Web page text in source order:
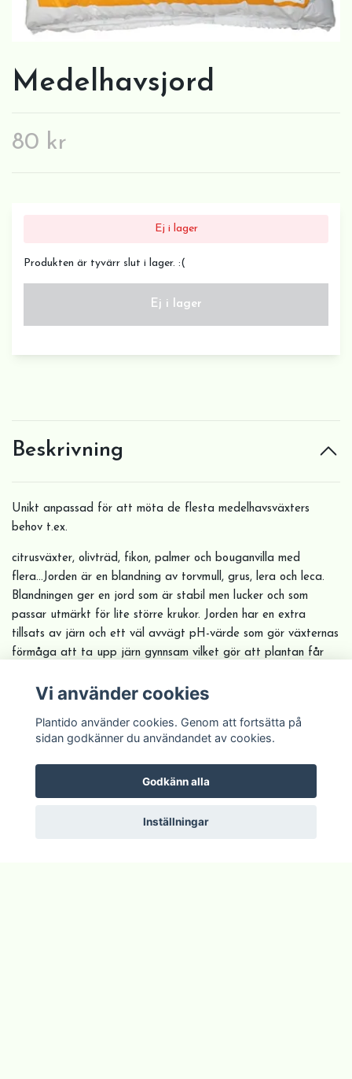
Medelhavsjord
80 kr
Ej i lager
Produkten är tyvärr slut i lager. :(
Ej i lager
Beskrivning
Unikt anpassad för att möta de flesta medelhavsväxters
behov t.ex.
citrusväxter, olivträd, fikon, palmer och bouganvilla med
flera...Jorden är en blandning av torvmull, grus, lera och leca.
Blandningen ger en jord som är stabil men lucker och som
passar utmärkt för lite större krukor. Jorden har en extra
tillsats av järn och ett väl avvägt pH-värde som gör växternas
förmåga att ta upp järn gynnsam vilket gör att plantan får
18liter i en säck. Jordsäckar går inte att skicka i paket.
Vi använder cookies
Plantido använder cookies. Genom att fortsätta på
sidan godkänner du användandet av cookies.
Godkänn alla
Inställningar